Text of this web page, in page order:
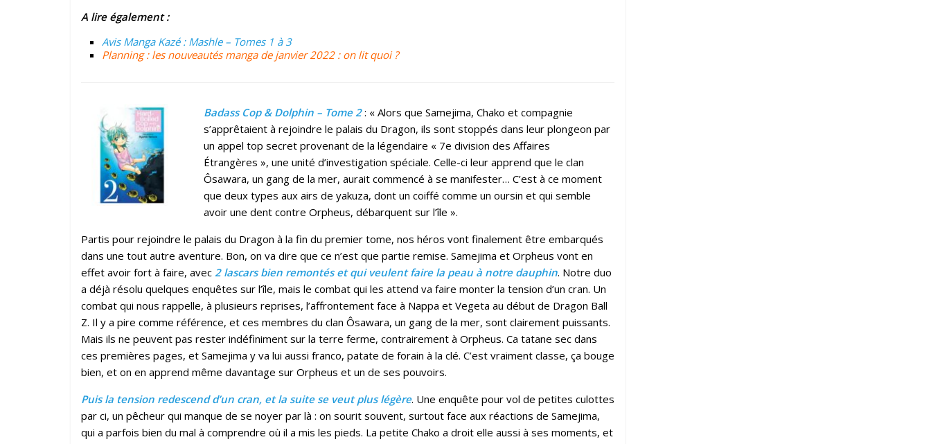
A lire également :
Avis Manga Kazé : Mashle – Tomes 1 à 3
Planning : les nouveautés manga de janvier 2022 : on lit quoi ?
Badass Cop & Dolphin – Tome 2: « Alors que Samejima, Chako et compagnie
s’apprêtaient à rejoindre le palais du Dragon, ils sont stoppés dans leur plongeon par
un appel top secret provenant de la légendaire « 7e division des Affaires
Étrangères », une unité d’investigation spéciale. Celle-ci leur apprend que le clan
Ôsawara, un gang de la mer, aurait commencé à se manifester… C’est à ce moment
que deux types aux airs de yakuza, dont un coiffé comme un oursin et qui semble
avoir une dent contre Orpheus, débarquent sur l’île ».
Partis pour rejoindre le palais du Dragon à la fin du premier tome, nos héros vont finalement être embarqués
dans une tout autre aventure. Bon, on va dire que ce n’est que partie remise. Samejima et Orpheus vont en
effet avoir fort à faire, avec 2 lascars bien remontés et qui veulent faire la peau à notre dauphin. Notre duo
a déjà résolu quelques enquêtes sur l’île, mais le combat qui les attend va faire monter la tension d’un cran. Un
combat qui nous rappelle, à plusieurs reprises, l’affrontement face à Nappa et Vegeta au début de Dragon Ball
Z. Il y a pire comme référence, et ces membres du clan Ôsawara, un gang de la mer, sont clairement puissants.
Mais ils ne peuvent pas rester indéfiniment sur la terre ferme, contrairement à Orpheus. Ca tatane sec dans
ces premières pages, et Samejima y va lui aussi franco, patate de forain à la clé. C’est vraiment classe, ça bouge
bien, et on en apprend même davantage sur Orpheus et un de ses pouvoirs.
Puis la tension redescend d’un cran, et la suite se veut plus légère. Une enquête pour vol de petites culottes
par ci, un pêcheur qui manque de se noyer par là : on sourit souvent, surtout face aux réactions de Samejima,
qui a parfois bien du mal à comprendre où il a mis les pieds. La petite Chako a droit elle aussi à ses moments, et